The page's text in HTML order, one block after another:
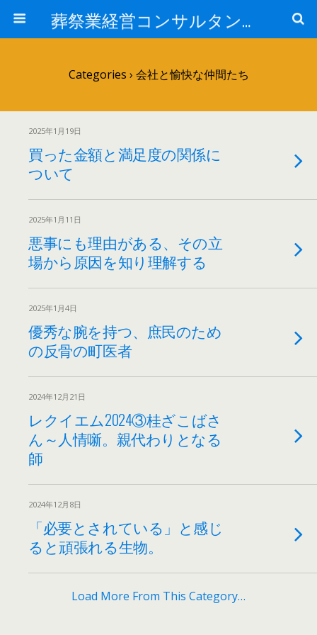
葬祭業経営コンサルタント中西正人ブログ: 日本売上アップ研究所
Categories › 会社と愉快な仲間たち
2025年1月19日
買った金額と満足度の関係に
ついて
2025年1月11日
悪事にも理由がある、その立
場から原因を知り理解する
2025年1月4日
優秀な腕を持つ、庶民のため
の反骨の町医者
2024年12月21日
レクイエム2024③桂ざこばさ
ん～人情噺。親代わりとなる
師
2024年12月8日
「必要とされている」と感じ
ると頑張れる生物。
Load More From This Category…